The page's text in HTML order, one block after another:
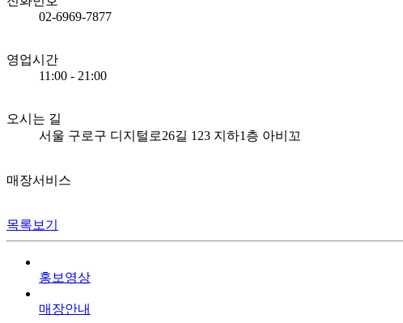
02-6969-7877
영업시간
11:00 - 21:00
오시는 길
서울 구로구 디지털로26길 123 지하1층 아비꼬
매장서비스
목록보기
홍보영상
매장안내